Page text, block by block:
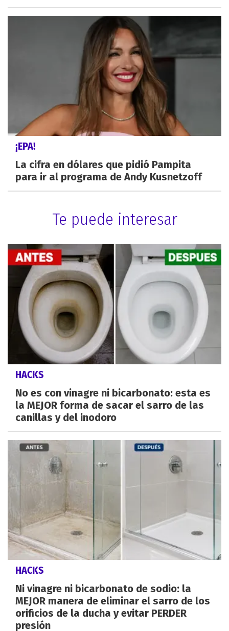
¡EPA!
La cifra en dólares que pidió Pampita
para ir al programa de Andy Kusnetzoff
Te puede interesar
HACKS
No es con vinagre ni bicarbonato: esta es
la MEJOR forma de sacar el sarro de las
canillas y del inodoro
HACKS
Ni vinagre ni bicarbonato de sodio: la
MEJOR manera de eliminar el sarro de los
orificios de la ducha y evitar PERDER
presión